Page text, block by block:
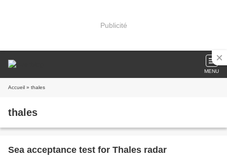
Publicité
MENU
Accueil » thales
thales
Sea acceptance test for Thales radar